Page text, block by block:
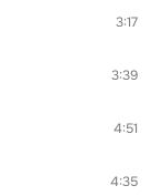
3:17
3:39
4:51
4:35